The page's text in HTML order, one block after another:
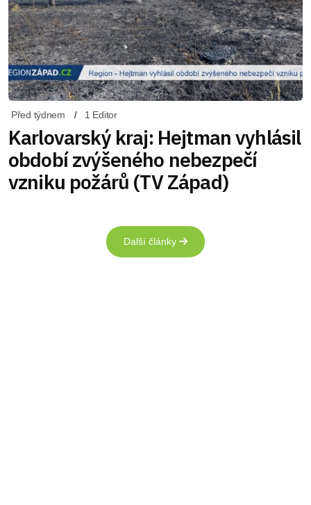
Před týdnem 1 Editor
Karlovarský kraj: Hejtman vyhlásil
období zvýšeného nebezpečí
vzniku požárů (TV Západ)
Další články